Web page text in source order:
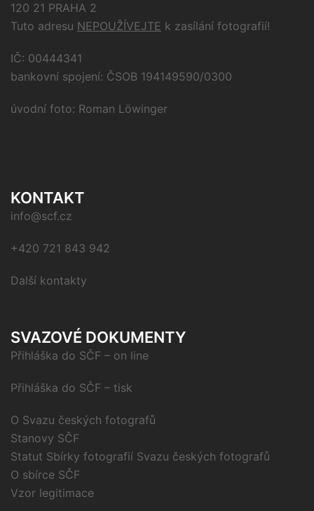
120 21 PRAHA 2
Tuto adresu NEPOUŽÍVEJTE k zasílání fotografií!
IČ: 00444341
bankovní spojení: ČSOB 194149590/0300
úvodní foto: Roman Löwinger
KONTAKT
info@scf.cz
+420 721 843 942
Další kontakty
SVAZOVÉ DOKUMENTY
Přihláška do SČF – on line
Přihláška do SČF – tisk
O Svazu českých fotografů
Stanovy SČF
Statut Sbírky fotografií Svazu českých fotografů
O sbírce SČF
Vzor legitimace